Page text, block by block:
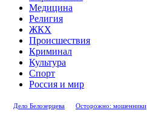
Медицина
Религия
ЖКХ
Происшествия
Криминал
Культура
Спорт
Россия и мир
Дело Белозерцева Осторожно: мошенники